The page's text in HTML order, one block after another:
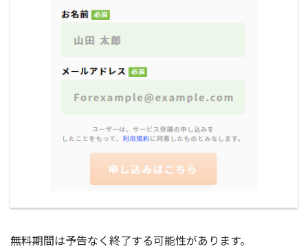
無料期間は予告なく終了する可能性があります。